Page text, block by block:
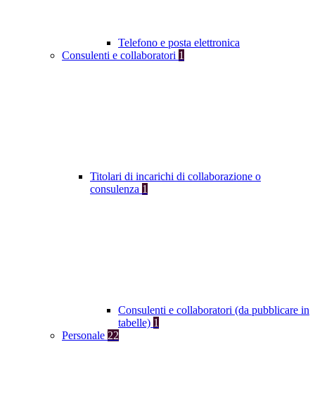
Telefono e posta elettronica
Consulenti e collaboratori 1
Titolari di incarichi di collaborazione o
consulenza 1
Consulenti e collaboratori (da pubblicare in
tabelle) 1
Personale 22